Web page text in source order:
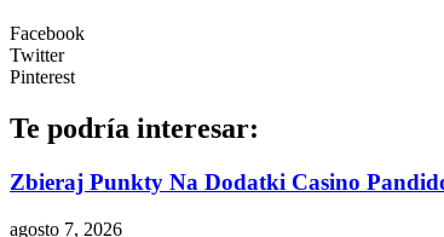
Facebook
Twitter
Pinterest
Te podría interesar:
Zbieraj Punkty Na Dodatki Casino
agosto 7, 2026